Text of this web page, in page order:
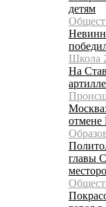
детям
Школа
На
главы